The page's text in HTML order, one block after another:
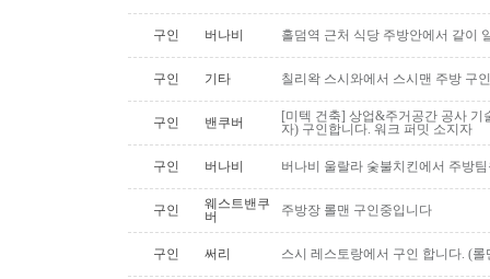
구인 버나비 홀덤역 근처 식당 주방안에서 같이
구인 기타 칠리왁 스시와에서 스시맨 주방 구
구인 밴쿠버
[미텍 건축] 상업&주거공간 공사
자) 구인합니다. 워크 퍼밋 소지자
구인 버나비 버나비 울랄라 숯불치킨에서 주방
구인
웨스트밴쿠
버
주방장 롤맨 구인중입니다
구인 써리 스시 레스토랑에서 구인 합니다. (롤